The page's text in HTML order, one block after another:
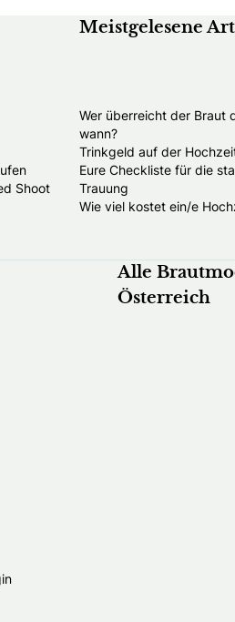
Shoot
Meistgelesene
Wer überreicht der Braut
wann?
Trinkgeld auf der
Eure Checkliste für die
Trauung
Wie viel kostet ein/e
Alle
Österreich